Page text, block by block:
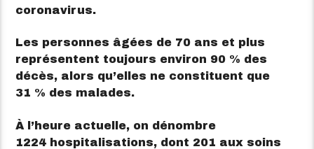
coronavirus.
Les personnes âgées de 70 ans et plus
représentent toujours environ 90 % des
décès, alors qu’elles ne constituent que
31 % des malades.
À l’heure actuelle, on dénombre
1224 hospitalisations, dont 201 aux soins